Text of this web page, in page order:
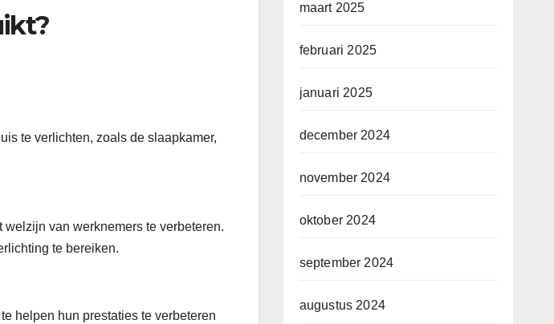
te verlichten, zoals de slaapkamer,
van werknemers te verbeteren.
te bereiken.
helpen hun prestaties te verbeteren
maart 2025
februari 2025
januari 2025
december 2024
november 2024
oktober 2024
september 2024
augustus 2024